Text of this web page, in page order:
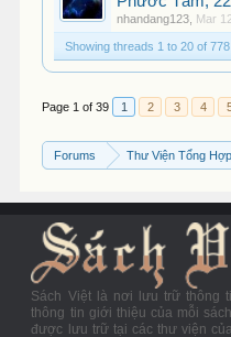
nhandang123 Mar
Showing threads 1 to 20 of 778
Page 1 of 39 1 2 3 4
Forums Thư Viện Tổng Hợp
Sách Việt là nơi lưu trữ thông
thông tin giới thiệu của mỗi
được lưu trữ tại các thư viện